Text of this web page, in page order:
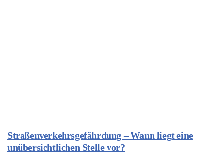
Straßenverkehrsgefährdung – Wann liegt eine
unübersichtlichen Stelle vor?